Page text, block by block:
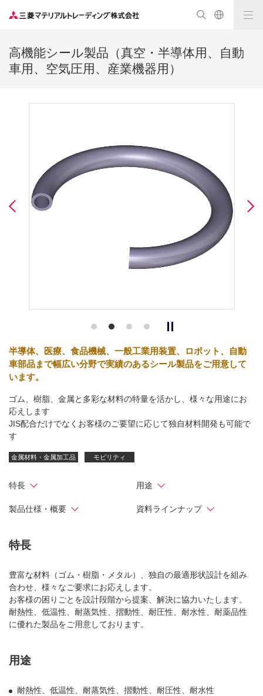
高機能シール製品（真空・半導体用、自動
車用、空気圧用、産業機器用）
Previous
半導体、医療、食品機械、一般工業用装置、ロボット、自動
車部品まで幅広い分野で実績のあるシール製品をご用意して
います。
ゴム、樹脂、金属と多彩な材料の特量を活かし、様々な用途にお
応えします
JIS配合だけでなくお客様のご要望に応じて独自材料開発も可能で
す
金属材料・金属加工品 モビリティ
特長 用途
製品仕様・概要 資料ラインナップ
特長
豊富な材料（ゴム・樹脂・メタル）、独自の最適形状設計を組み
合わせ、様々なご要求にお応えします。
お客様の困りごとを設計段階から提案、解決に協力いたします。
耐熱性、低温性、耐蒸気性、摺動性、耐圧性、耐水性、耐薬品性
に優れた製品をご用意しております。
用途
耐熱性、低温性、耐蒸気性、摺動性、耐圧性、耐水性